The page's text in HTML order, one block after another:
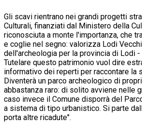
Gli scavi rientrano nei grandi progetti
Culturali, finanziati dal Ministero della
riconosciuta a monte l'importanza, che
e coglie nel segno: valorizza Lodi
dell'archeologia per la provincia di Lodi
Tutelare questo patrimonio vuol dire
informativo dei reperti per raccontare la
Diventerà un parco archeologico di
abbastanza raro: di solito avviene nelle
caso invece il Comune disporrà del
a sistema di tipo urbanistico. Si parte
porta altre ricadute".